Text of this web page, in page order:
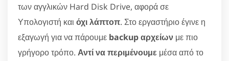
των αγγλικών Hard Disk Drive, αφορά σε
Υπολογιστή και όχι λάπτοπ. Στο εργαστήριο έγινε η
εξαγωγή για να πάρουμε backup αρχείων με πιο
γρήγορο τρόπο. Αντί να περιμένουμε μέσα από το